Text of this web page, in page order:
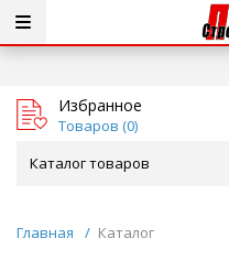
Избранное
Товаров (0)
Каталог товаров
Главная / Каталог